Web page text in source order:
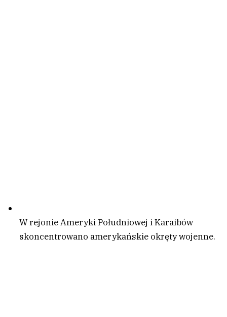
W rejonie Ameryki Południowej i Karaibów
skoncentrowano amerykańskie okręty wojenne.